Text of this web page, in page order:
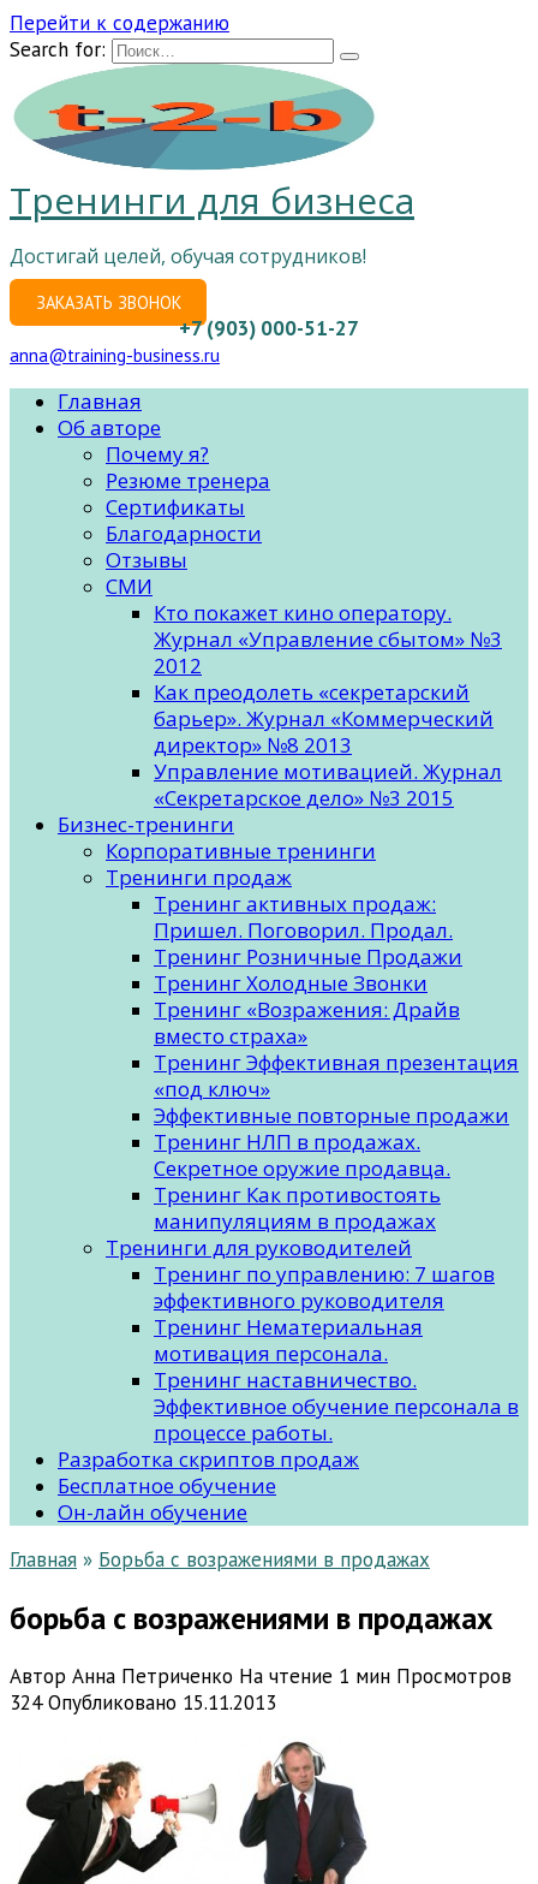
Перейти к содержанию
Search for:
Тренинги для бизнеса
Достигай целей, обучая сотрудников!
ЗАКАЗАТЬ ЗВОНОК
+7 (903) 000-51-27
anna@training-business.ru
Главная
Об авторе
Почему я?
Резюме тренера
Сертификаты
Благодарности
Отзывы
СМИ
Кто покажет кино оператору.
Журнал «Управление сбытом» №3
2012
Как преодолеть «секретарский
барьер». Журнал «Коммерческий
директор» №8 2013
Управление мотивацией. Журнал
«Секретарское дело» №3 2015
Бизнес-тренинги
Корпоративные тренинги
Тренинги продаж
Тренинг активных продаж:
Пришел. Поговорил. Продал.
Тренинг Розничные Продажи
Тренинг Холодные Звонки
Тренинг «Возражения: Драйв
вместо страха»
Тренинг Эффективная презентация
«под ключ»
Эффективные повторные продажи
Тренинг НЛП в продажах.
Секретное оружие продавца.
Тренинг Как противостоять
манипуляциям в продажах
Тренинги для руководителей
Тренинг по управлению: 7 шагов
эффективного руководителя
Тренинг Нематериальная
мотивация персонала.
Тренинг наставничество.
Эффективное обучение персонала в
процессе работы.
Разработка скриптов продаж
Бесплатное обучение
Он-лайн обучение
Главная » Борьба с возражениями в продажах
борьба с возражениями в продажах
Автор Анна Петриченко На чтение 1 мин Просмотров
324 Опубликовано 15.11.2013